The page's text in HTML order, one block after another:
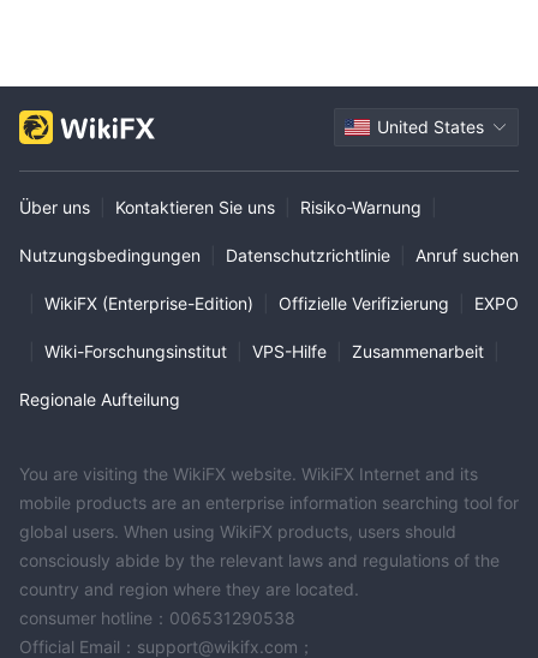
United States
Über uns Kontaktieren Sie uns Risiko-Warnung
Nutzungsbedingungen Datenschutzrichtlinie Anruf suchen
WikiFX (Enterprise-Edition) Offizielle Verifizierung EXPO
Wiki-Forschungsinstitut VPS-Hilfe Zusammenarbeit
Regionale Aufteilung
You are visiting the WikiFX website. WikiFX Internet and its
mobile products are an enterprise information searching tool for
global users. When using WikiFX products, users should
consciously abide by the relevant laws and regulations of the
country and region where they are located.
consumer hotline：006531290538
Official Email：support@wikifx.com；